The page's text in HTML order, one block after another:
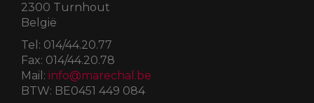
2300 Turnhout
België
Tel: 014/44.20.77
Fax: 014/44.20.78
Mail: info@marechal.be
BTW: BE0451 449 084